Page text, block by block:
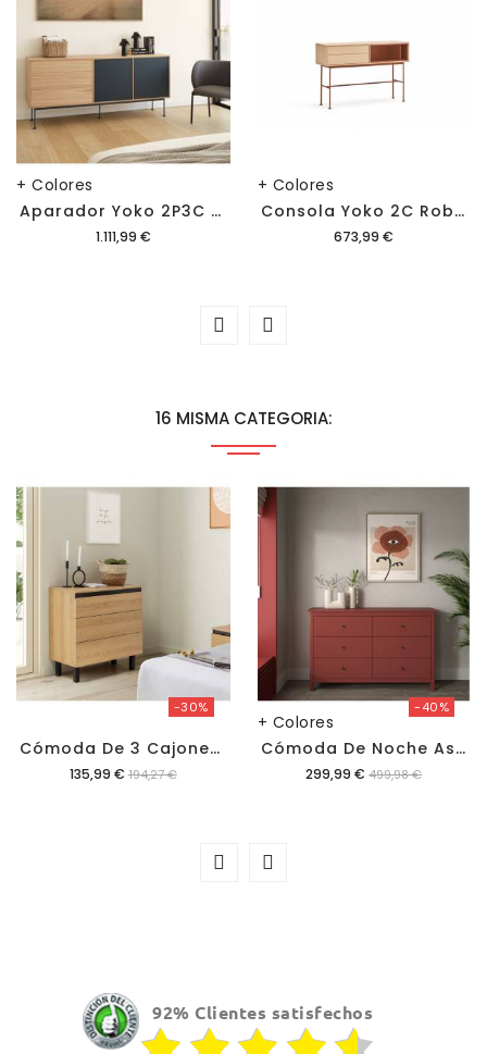
+ Colores
A
Parador Yoko 2P3C Roble
Precio
1.111,99 €
+ Colores
C
Onsola Yoko 2C Roble
Precio
673,99 €
16 MISMA CATEGORIA:
-30%
C
Ómoda De 3 Cajones Merina
Precio
135,99 € 194,27 €
+ Colores
-40%
C
Ómoda De Noche Ashley 6C
Precio
299,99 € 499,98 €
92% Clientes satisfechos